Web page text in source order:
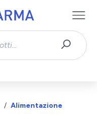
Alimentazione